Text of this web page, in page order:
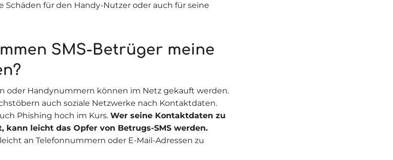
Schäden für den Handy-Nutzer oder auch für seine
SMS-Betrüger meine
oder Handynummern können im Netz gekauft werden.
auch soziale Netzwerke nach Kontaktdaten.
Phishing hoch im Kurs. Wer seine Kontaktdaten zu
kann leicht das Opfer von Betrugs-SMS werden.
an Telefonnummern oder E-Mail-Adressen zu